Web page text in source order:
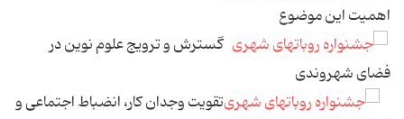
اهمیت این موضوع
گسترش و ترویج علوم نوین در
فضای شهروندی
تقویت وجدان كار، انضباط اجتماعی و